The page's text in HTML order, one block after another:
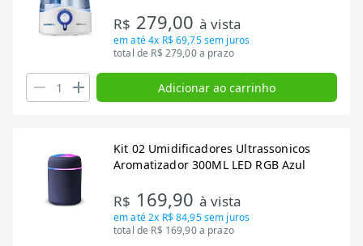
R$ 279,00 à vista
em até4x R$ 69,75sem juros
total de R$ 279,00 a prazo
Adicionar ao carrinho
Kit 02 Umidificadores Ultrassonicos
Aromatizador 300ML LED RGB Azul
R$ 169,90 à vista
em até2x R$ 84,95sem juros
total de R$ 169,90 a prazo